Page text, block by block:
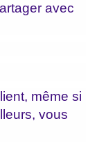
avec
même si
vous